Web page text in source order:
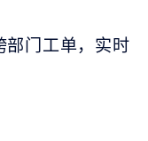
部门工单，实时